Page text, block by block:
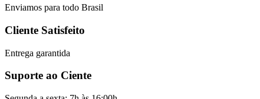
Enviamos para todo Brasil
Cliente Satisfeito
Entrega garantida
Suporte ao Ciente